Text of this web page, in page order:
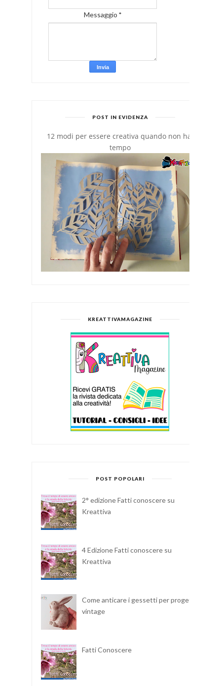
Messaggio *
POST IN EVIDENZA
12 modi per essere creativa quando non hai
tempo
KREATTIVAMAGAZINE
POST POPOLARI
2° edizione Fatti conoscere su
Kreattiva
4 Edizione Fatti conoscere su
Kreattiva
Come anticare i gessetti per progetti
vintage
Fatti Conoscere